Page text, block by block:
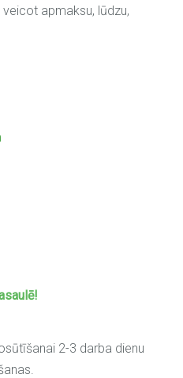
apmaksu, lūdzu,
2-3 darba dienu